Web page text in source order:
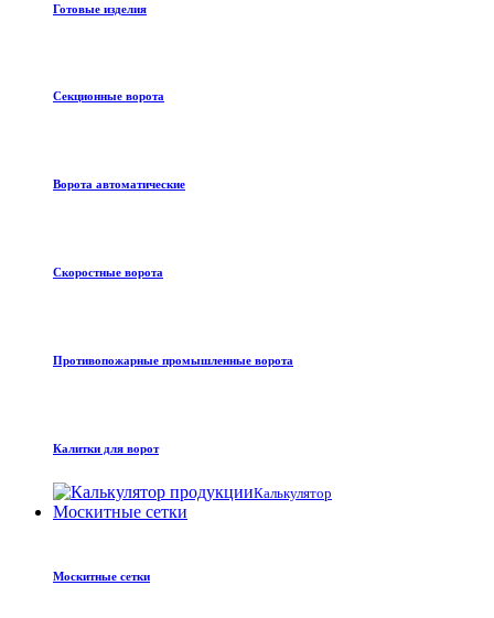
Готовые изделия
Секционные ворота
Ворота автоматические
Скоростные ворота
Противопожарные промышленные ворота
Калитки для ворот
Калькулятор
Москитные сетки
Москитные сетки